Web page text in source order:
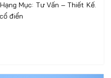
Hạng Mục: Tư Vấn – Thiết Kế.
điển